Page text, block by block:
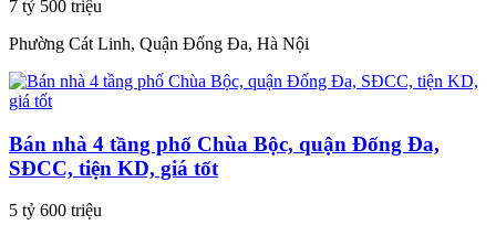
7 tỷ 500 triệu
Phường Cát Linh, Quận Đống Đa, Hà Nội
Bán nhà 4 tầng phố Chùa Bộc, quận Đống Đa,
SĐCC, tiện KD, giá tốt
5 tỷ 600 triệu